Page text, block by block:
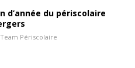
d’année du périscolaire
Team Périscolaire